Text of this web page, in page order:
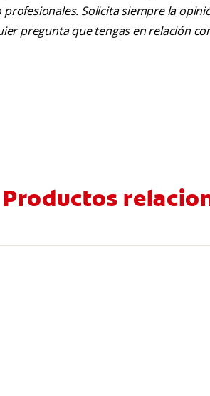
Solicita siempre la
pregunta que tengas en relación
Productos